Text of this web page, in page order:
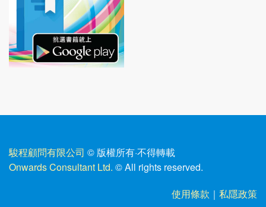
駿程顧問有限公司 © 版權所有·不得轉載
Onwards Consultant Ltd. © All rights reserved.
使用條款 ｜ 私隱政策